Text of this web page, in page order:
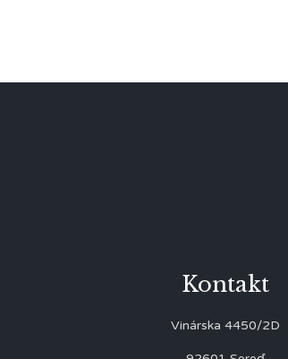
Kontakt
Vinárska 4450/2D